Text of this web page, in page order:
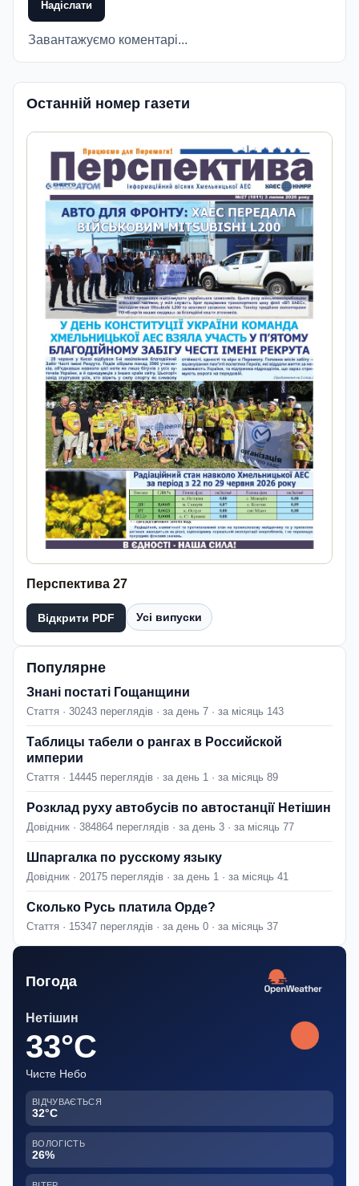
Надіслати
Завантажуємо коментарі...
Останній номер газети
Перспектива 27
Відкрити PDF Усі випуски
Популярне
Знані постаті Гощанщини
Стаття · 30243 переглядів · за день 7 · за місяць 143
Таблицы табели о рангах в Российской
империи
Стаття · 14445 переглядів · за день 1 · за місяць 89
Розклад руху автобусів по автостанції Нетішин
Довідник · 384864 переглядів · за день 3 · за місяць 77
Шпаргалка по русскому языку
Довідник · 20175 переглядів · за день 1 · за місяць 41
Сколько Русь платила Орде?
Стаття · 15347 переглядів · за день 0 · за місяць 37
Погода
Нетішин
33°C
Чисте Небо
ВІДЧУВАЄТЬСЯ
32°C
ВОЛОГІСТЬ
26%